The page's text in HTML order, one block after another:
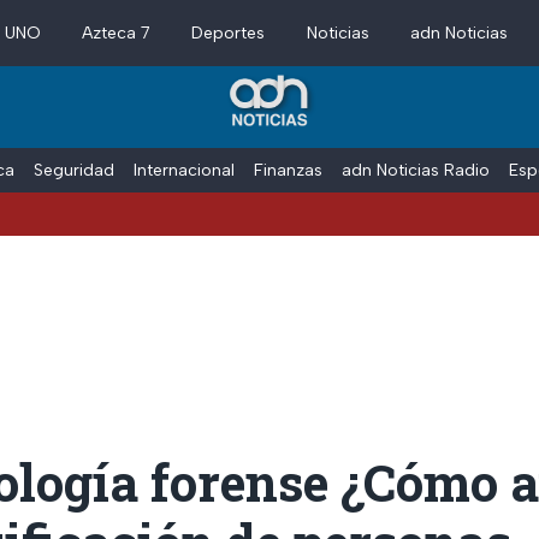
Azteca 7 Deportes Noticias adn Noticias
Seguridad Internacional Finanzas adn Noticias Radio
forense ¿Cómo